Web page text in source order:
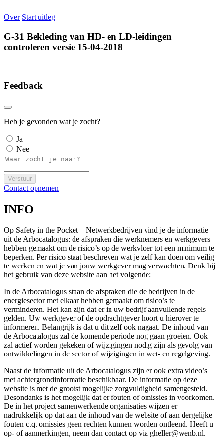
Over Start uitleg
G-31 Bekleding van HD- en LD-leidingen
controleren versie 15-04-2018
Feedback
Heb je gevonden wat je zocht?
Ja
Nee
Verstuur
Contact opnemen
INFO
Op Safety in the Pocket – Netwerkbedrijven vind je de informatie
uit de Arbocatalogus: de afspraken die werknemers en werkgevers
hebben gemaakt om de risico’s op de werkvloer tot een minimum te
beperken. Per risico staat beschreven wat je zelf kan doen om veilig
te werken en wat je van jouw werkgever mag verwachten. Denk bij
het gebruik van deze website aan het volgende:
In de Arbocatalogus staan de afspraken die de bedrijven in de
energiesector met elkaar hebben gemaakt om risico’s te
verminderen. Het kan zijn dat er in uw bedrijf aanvullende regels
gelden. Uw werkgever of de opdrachtgever hoort u hierover te
informeren. Belangrijk is dat u dit zelf ook nagaat. De inhoud van
de Arbocatalogus zal de komende periode nog gaan groeien. Ook
zal actief worden gekeken of wijzigingen nodig zijn als gevolg van
ontwikkelingen in de sector of wijzigingen in wet- en regelgeving.
Naast de informatie uit de Arbocatalogus zijn er ook extra video’s
met achtergrondinformatie beschikbaar. De informatie op deze
website is met de grootst mogelijke zorgvuldigheid samengesteld.
Desondanks is het mogelijk dat er fouten of omissies in voorkomen.
De in het project samenwerkende organisaties wijzen er
nadrukkelijk op dat aan de inhoud van de website of aan dergelijke
fouten c.q. omissies geen rechten kunnen worden ontleend. Heeft u
op- of aanmerkingen, neem dan contact op via gheller@wenb.nl.